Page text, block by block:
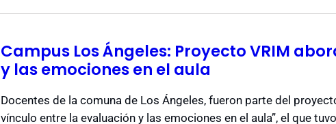
Campus Los Ángeles: Proyecto VRIM
y las emociones en el aula
Docentes de la comuna de Los Ángeles, fueron parte del
vínculo entre la evaluación y las emociones en el aula”, el que